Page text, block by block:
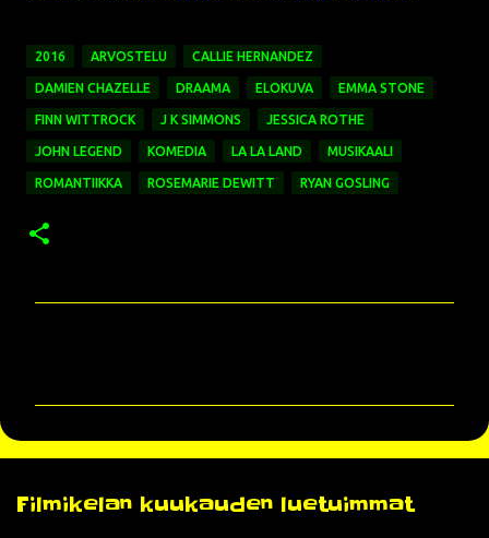
2016 ARVOSTELU CALLIE HERNANDEZ
DAMIEN CHAZELLE DRAAMA ELOKUVA EMMA STONE
FINN WITTROCK J K SIMMONS JESSICA ROTHE
JOHN LEGEND KOMEDIA LA LA LAND MUSIKAALI
ROMANTIIKKA ROSEMARIE DEWITT RYAN GOSLING
e
Filmikelan kuukauden luetuimmat